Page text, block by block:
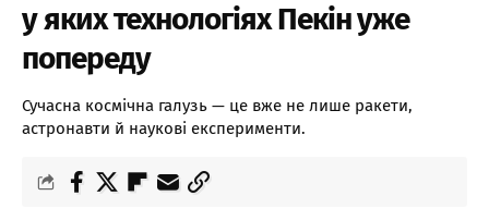
у яких технологіях Пекін уже
попереду
Сучасна космічна галузь — це вже не лише ракети,
астронавти й наукові експерименти.